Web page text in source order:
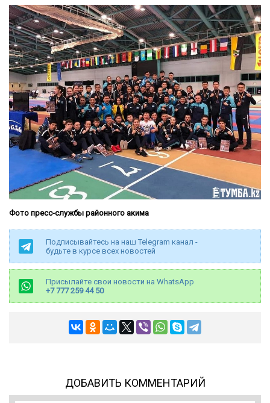
Фото пресс-службы районного акима
Подписывайтесь на наш Telegram канал -
будьте в курсе всех новостей
Присылайте свои новости на WhatsApp
+7 777 259 44 50
ДОБАВИТЬ КОММЕНТАРИЙ